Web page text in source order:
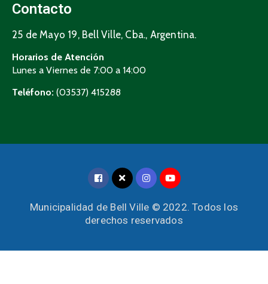
Contacto
25 de Mayo 19, Bell Ville, Cba., Argentina.
Horarios de Atención
Lunes a Viernes de 7:00 a 14:00
Teléfono: (03537) 415288
Municipalidad de Bell Ville © 2022. Todos los
derechos reservados